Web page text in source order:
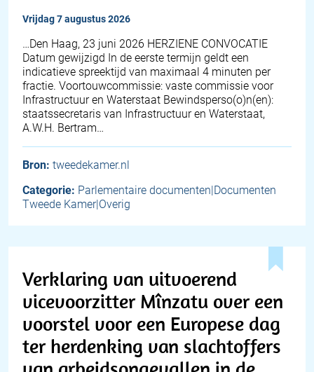
vrijdag 7 augustus 2026
…Den Haag, 23 juni 2026 HERZIENE CONVOCATIE
Datum gewijzigd In de eerste termijn geldt een
indicatieve spreektijd van maximaal 4 minuten per
fractie. Voortouwcommissie: vaste commissie voor
Infrastructuur en Waterstaat Bewindsperso(o)n(en):
staatssecretaris van Infrastructuur en Waterstaat,
A.W.H. Bertram…
Bron: tweedekamer.nl
Categorie: Parlementaire documenten|Documenten
Tweede Kamer|Overig
Verklaring van uitvoerend
vicevoorzitter Mînzatu over een
voorstel voor een Europese dag
ter herdenking van slachtoffers